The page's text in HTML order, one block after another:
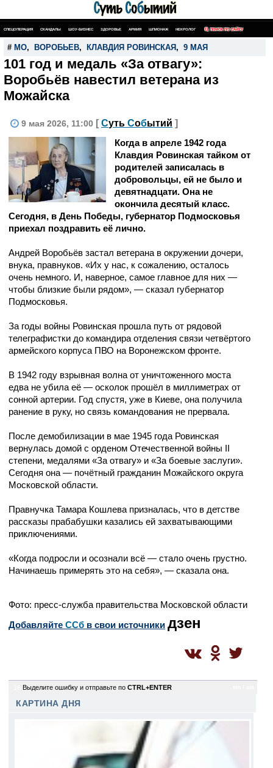
СПЕЦОПЕРАЦИЯ СКАНДАЛЫ ШОУ-БИЗНЕС ЗДОРОВЬЕ АРМИЯ ШПИОНАЖ НЕКРОЛОГ ПОИСК ПО САЙТУ
# МО, ВОРОБЬЕВ, КЛАВДИЯ РОВИНСКАЯ , 9 МАЯ
101 год и медаль «За отвагу»:
Воробьёв навестил ветерана из
Можайска
9 мая 2026, 11:00 [ Суть Событий ]
Когда в апреле 1942 года
Клавдия Ровинская тайком от
родителей записалась в
добровольцы, ей не было и
девятнадцати. Она не
окончила десятый класс.
Сегодня, в День Победы, губернатор Подмосковья
приехал поздравить её лично.
Андрей Воробьёв застал ветерана в окружении дочери,
внука, правнуков. «Их у нас, к сожалению, осталось
очень немного. И, наверное, самое главное для них —
чтобы близкие были рядом», — сказал губернатор
Подмосковья.
За годы войны Ровинская прошла путь от рядовой
телеграфистки до командира отделения связи четвёртого
армейского корпуса ПВО на Воронежском фронте.
В 1942 году взрывная волна от уничтоженного моста
едва не убила её — осколок прошёл в миллиметрах от
сонной артерии. Год спустя, уже в Киеве, она получила
ранение в руку, но связь командования не прервала.
После демобилизации в мае 1945 года Ровинская
вернулась домой с орденом Отечественной войны II
степени, медалями «За отвагу» и «За боевые заслуги».
Сегодня она — почётный гражданин Можайского округа
Московской области.
Правнучка Тамара Кошлева призналась, что в детстве
рассказы прабабушки казались ей захватывающими
приключениями.
«Когда подросли и осознали всё — стало очень грустно.
Начинаешь примерять это на себя», — сказала она.
Фото: пресс-служба правительства Московской области
Добавляйте CСб в свои источники дзен
Выделите ошибку и отправьте по CTRL+ENTER
КАРТИНА ДНЯ